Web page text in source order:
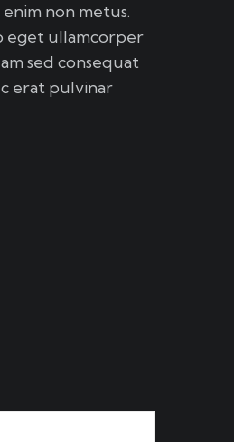
non metus.
eget ullamcorper
sed consequat
erat pulvinar